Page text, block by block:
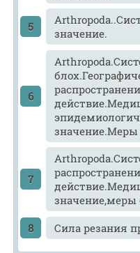
значение.
значение.Меры
значение,меры
Cила резания